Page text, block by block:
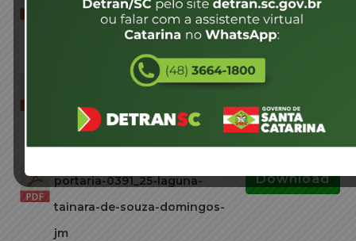
união-neide-barth-
rosenscheg-jm
98.16 KB
portaria-0392_25-joinville-
sandra-martins-lessa-vieira-
Download
portaria-0391_25-laguna-
tainara-de-souza-domingos-
jm
Download